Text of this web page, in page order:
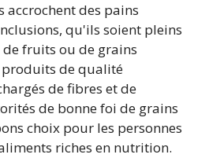
accrochent des pains
qu'ils soient pleins
fruits ou de grains
produits de qualité
de fibres et de
de bonne foi de grains
choix pour les personnes
riches en nutrition.